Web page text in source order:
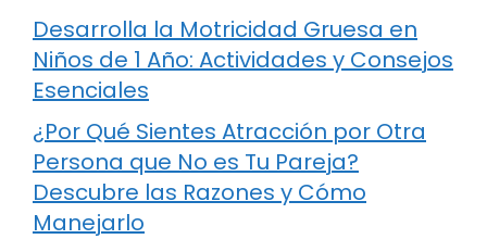
Desarrolla la Motricidad Gruesa en
Niños de 1 Año: Actividades y Consejos
Esenciales
¿Por Qué Sientes Atracción por Otra
Persona que No es Tu Pareja?
Descubre las Razones y Cómo
Manejarlo